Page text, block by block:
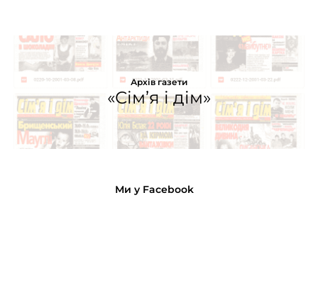
Архів газети
«Сім’я і дім»
Ми у Facebook